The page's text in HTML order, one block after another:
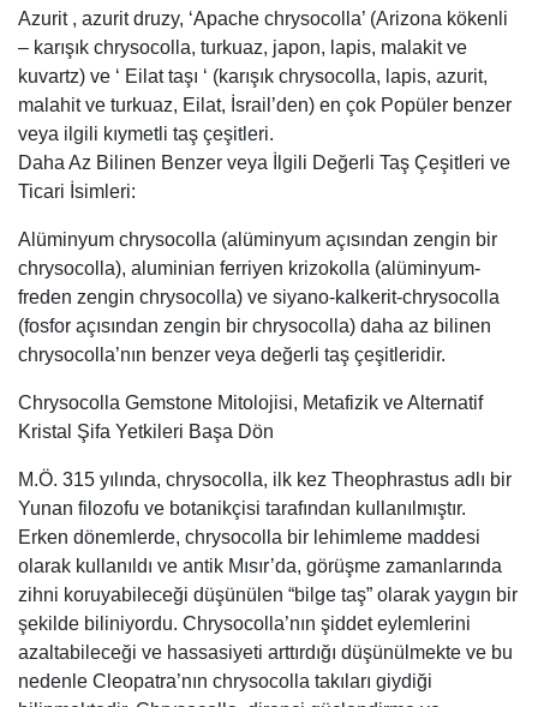
Azurit , azurit druzy, ‘Apache chrysocolla’ (Arizona kökenli
– karışık chrysocolla, turkuaz, japon, lapis, malakit ve
kuvartz) ve ‘ Eilat taşı ‘ (karışık chrysocolla, lapis, azurit,
malahit ve turkuaz, Eilat, İsrail’den) en çok Popüler benzer
veya ilgili kıymetli taş çeşitleri.
Daha Az Bilinen Benzer veya İlgili Değerli Taş Çeşitleri ve
Ticari İsimleri:
Alüminyum chrysocolla (alüminyum açısından zengin bir
chrysocolla), aluminian ferriyen krizokolla (alüminyum-
freden zengin chrysocolla) ve siyano-kalkerit-chrysocolla
(fosfor açısından zengin bir chrysocolla) daha az bilinen
chrysocolla’nın benzer veya değerli taş çeşitleridir.
Chrysocolla Gemstone Mitolojisi, Metafizik ve Alternatif
Kristal Şifa Yetkileri Başa Dön
M.Ö. 315 yılında, chrysocolla, ilk kez Theophrastus adlı bir
Yunan filozofu ve botanikçisi tarafından kullanılmıştır.
Erken dönemlerde, chrysocolla bir lehimleme maddesi
olarak kullanıldı ve antik Mısır’da, görüşme zamanlarında
zihni koruyabileceği düşünülen “bilge taş” olarak yaygın bir
şekilde biliniyordu. Chrysocolla’nın şiddet eylemlerini
azaltabileceği ve hassasiyeti arttırdığı düşünülmekte ve bu
nedenle Cleopatra’nın chrysocolla takıları giydiği